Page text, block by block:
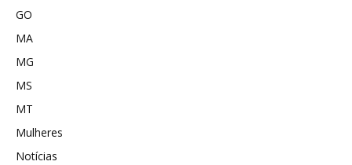
GO
MA
MG
MS
MT
Mulheres
Notícias